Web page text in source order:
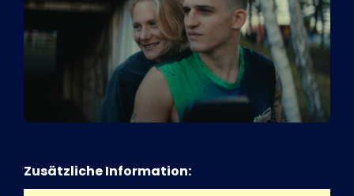
Zusätzliche Information: